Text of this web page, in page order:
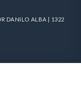
DANILO ALBA
| 1322